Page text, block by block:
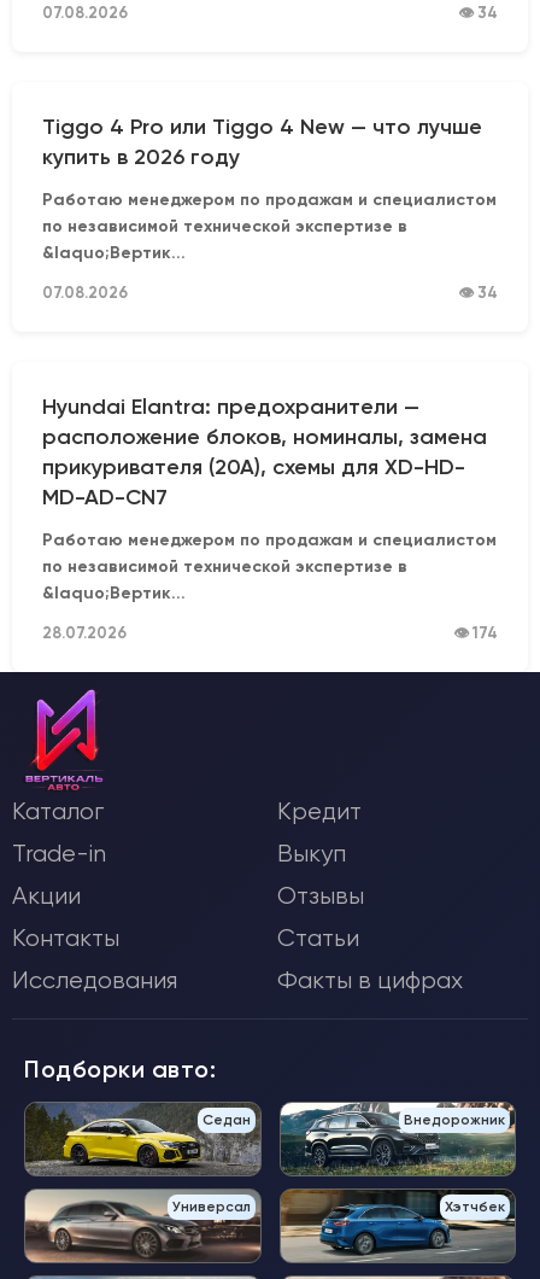
07.08.2026 👁 34
Tiggo 4 Pro или Tiggo 4 New — что лучше
купить в 2026 году
Работаю менеджером по продажам и специалистом
по независимой технической экспертизе в
&laquo;Вертик...
07.08.2026 👁 34
Hyundai Elantra: предохранители —
расположение блоков, номиналы, замена
прикуривателя (20А), схемы для XD-HD-
MD-AD-CN7
Работаю менеджером по продажам и специалистом
по независимой технической экспертизе в
&laquo;Вертик...
28.07.2026 👁 174
Каталог
Кредит
Trade-in
Выкуп
Акции
Отзывы
Контакты
Статьи
Исследования
Факты в цифрах
Подборки авто:
Седан Внедорожник
Универсал Хэтчбек